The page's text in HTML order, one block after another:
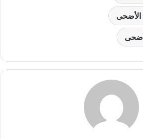
الأضحى